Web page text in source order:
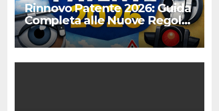
Rinnovo Patente 2026: Guida
Completa alle Nuove Regole,
Digitalizzazione e Costi